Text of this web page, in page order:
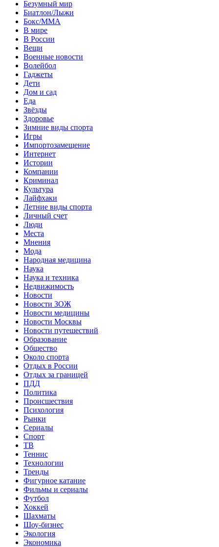
Безумный мир
Биатлон/Лыжи
Бокс/MMA
В мире
В России
Вещи
Военные новости
Волейбол
Гаджеты
Дети
Дом и сад
Еда
Звёзды
Здоровье
Зимние виды спорта
Игры
Импортозамещение
Интернет
Истории
Компании
Криминал
Культура
Лайфхаки
Летние виды спорта
Личный счет
Люди
Места
Мнения
Мода
Народная медицина
Наука
Наука и техника
Недвижимость
Новости
Новости ЗОЖ
Новости медицины
Новости Москвы
Новости путешествий
Образование
Общество
Около спорта
Отдых в России
Отдых за границей
ПДД
Политика
Происшествия
Психология
Рынки
Сериалы
Спорт
ТВ
Теннис
Технологии
Тренды
Фигурное катание
Фильмы и сериалы
Футбол
Хоккей
Шахматы
Шоу-бизнес
Экология
Экономика